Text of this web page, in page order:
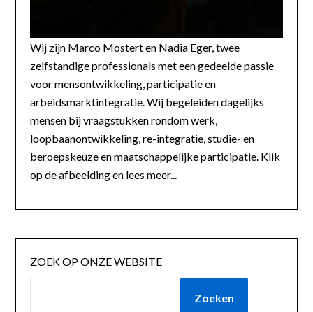
Wij zijn Marco Mostert en Nadia Eger, twee
zelfstandige professionals met een gedeelde passie
voor mensontwikkeling, participatie en
arbeidsmarktintegratie. Wij begeleiden dagelijks
mensen bij vraagstukken rondom werk,
loopbaanontwikkeling, re-integratie, studie- en
beroepskeuze en maatschappelijke participatie. Klik
op de afbeelding en lees meer...
ZOEK OP ONZE WEBSITE
Zoeken